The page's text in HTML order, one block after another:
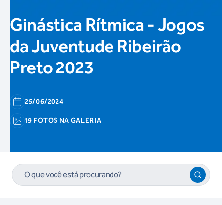
Ginástica Rítmica - Jogos
da Juventude Ribeirão
Preto 2023
25/06/2024
19 FOTOS NA GALERIA